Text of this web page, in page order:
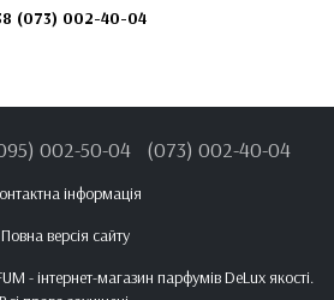
(073) 002-40-04
002-50-04 (073) 002-40-04
інформація
Повна версія сайту
- інтернет-магазин парфумів DeLux якості.